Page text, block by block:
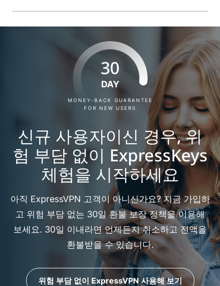
30
DAY
MONEY-BACK GUARANTEE
FOR NEW USERS
신규 사용자이신 경우, 위
험 부담 없이 ExpressKeys
체험을 시작하세요
아직 ExpressVPN 고객이 아니신가요? 지금 가입하
고 위험 부담 없는 30일 환불 보장 정책을 이용해
보세요. 30일 이내라면 언제든지 취소하고 전액을
환불받을 수 있습니다.
위험 부담 없이 ExpressVPN 사용해 보기